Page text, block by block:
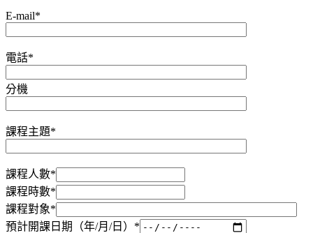
E-mail*
電話*
分機
課程主題*
課程人數*
課程時數*
課程對象*
預計開課日期（年/月/日）*